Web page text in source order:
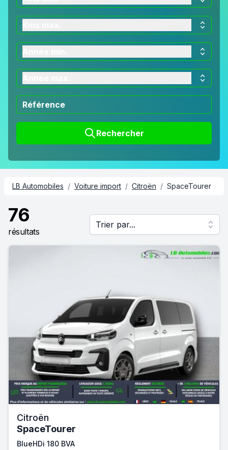
Rechercher
LB Automobiles / Voiture import / Citroën / SpaceTourer
76
résultats
Trier par...
Citroën
SpaceTourer
BlueHDi 180 BVA